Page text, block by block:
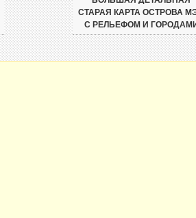
СТАРАЯ КАРТА ОСТРОВА
С РЕЛЬЕФОМ И